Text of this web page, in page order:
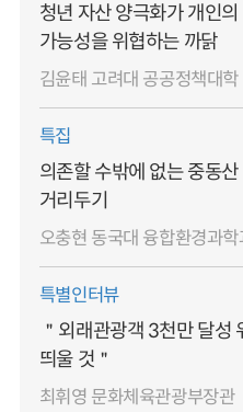
청년 자산 양극화가 개인
가능성을 위협하는 까닭
김윤태 고려대 공공정책대학
특집
의존할 수밖에 없는 중동
거리두기
오충현 동국대 융합환경과
특별인터뷰
＂외래관광객 3천만 달성
띄울 것＂
최휘영 문화체육관광부장관